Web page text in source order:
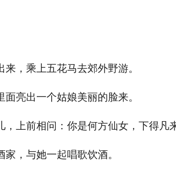
，乘上五花马去郊外野游。
亮出一个姑娘美丽的脸来。
上前相问：你是何方仙女，下得凡
，与她一起唱歌饮酒。